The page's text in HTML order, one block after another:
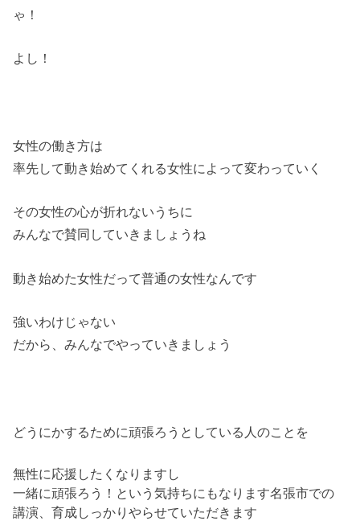
ゃ！
よし！
女性の働き方は
率先して動き始めてくれる女性によって変わっていく
その女性の心が折れないうちに
みんなで賛同していきましょうね
動き始めた女性だって普通の女性なんです
強いわけじゃない
だから、みんなでやっていきましょう
どうにかするために頑張ろうとしている人のことを
無性に応援したくなりますし
一緒に頑張ろう！という気持ちにもなります名張市での
講演、育成しっかりやらせていただきます